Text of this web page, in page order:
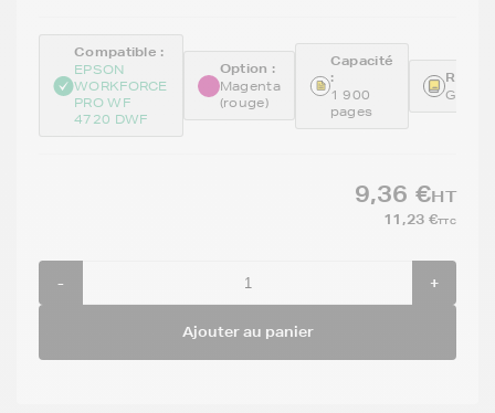
Compatible :
EPSON
WORKFORCE
PRO WF
4720 DWF
Option :
Magenta
(rouge)
Capacité
:
1 900
pages
9,36 €HT
11,23 €TTC
- +
Ajouter au panier